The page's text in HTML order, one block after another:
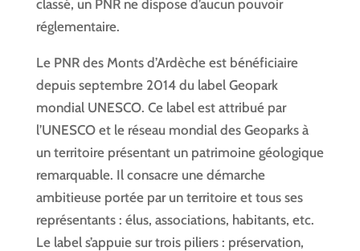
classé, un PNR ne dispose d’aucun pouvoir
réglementaire.
Le PNR des Monts d’Ardèche est bénéficiaire
depuis septembre 2014 du label Geopark
mondial UNESCO. Ce label est attribué par
l’UNESCO et le réseau mondial des Geoparks à
un territoire présentant un patrimoine géologique
remarquable. Il consacre une démarche
ambitieuse portée par un territoire et tous ses
représentants : élus, associations, habitants, etc.
Le label s’appuie sur trois piliers : préservation,